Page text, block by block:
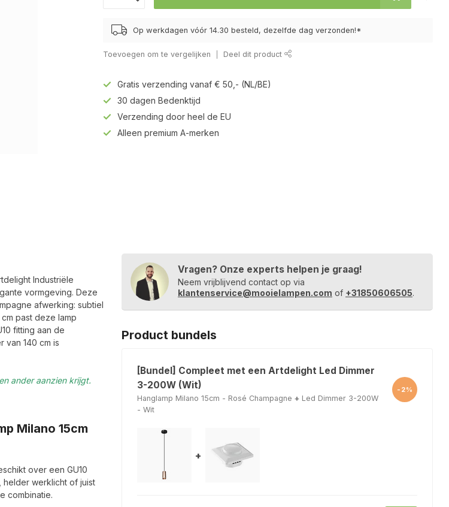
Op werkdagen vóór 14.30 besteld, dezelfde dag verzonden!*
Toevoegen om te vergelijken Deel dit product
Gratis verzending vanaf € 50,- (NL/BE)
30 dagen Bedenktijd
Verzending door heel de EU
Alleen premium A-merken
Industriële
vormgeving. Deze
afwerking: subtiel
past deze lamp
fitting aan de
van 140 cm is
ander aanzien krijgt.
Milano 15cm
over een GU10
werklicht of juist
combinatie.
Vragen? Onze experts helpen je graag!
Neem vrijblijvend contact op via
klantenservice@mooielampen.com of +31850606505.
Product bundels
[Bundel] Compleet met een Artdelight Led Dimmer
3-200W (Wit)
Hanglamp Milano 15cm - Rosé Champagne + Led Dimmer 3-200W
- Wit
-2%
+